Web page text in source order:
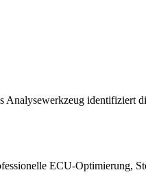
identifiziert
ECU-Optimierung,